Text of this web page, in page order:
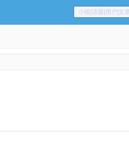
小组|话题|用户|文